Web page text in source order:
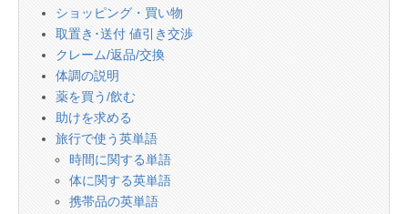
ショッピング・買い物
取置き･送付 値引き交渉
クレーム/返品/交換
体調の説明
薬を買う/飲む
助けを求める
旅行で使う英単語
時間に関する単語
体に関する英単語
携帯品の英単語